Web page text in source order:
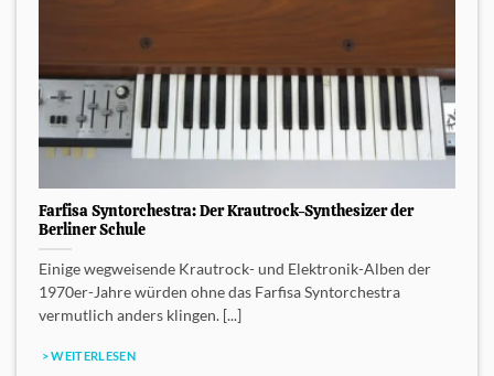
Farfisa Syntorchestra: Der Krautrock-Synthesizer der
Berliner Schule
Einige wegweisende Krautrock- und Elektronik-Alben der
1970er-Jahre würden ohne das Farfisa Syntorchestra
vermutlich anders klingen. [...]
> WEITERLESEN